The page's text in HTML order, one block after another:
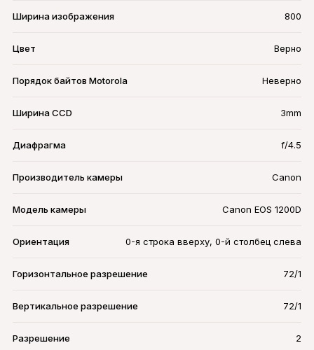
Ширина изображения 800
Цвет Верно
Порядок байтов Motorola Неверно
Ширина CCD 3mm
Диафрагма f/4.5
Производитель камеры Canon
Модель камеры Canon EOS 1200D
Ориентация 0-я строка вверху, 0-й столбец слева
Горизонтальное разрешение 72/1
Вертикальное разрешение 72/1
Разрешение 2